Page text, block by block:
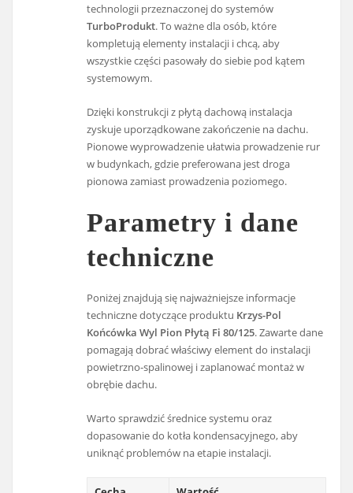
technologii przeznaczonej do systemów
TurboProdukt. To ważne dla osób, które
kompletują elementy instalacji i chcą, aby
wszystkie części pasowały do siebie pod kątem
systemowym.
Dzięki konstrukcji z płytą dachową instalacja
zyskuje uporządkowane zakończenie na dachu.
Pionowe wyprowadzenie ułatwia prowadzenie rur
w budynkach, gdzie preferowana jest droga
pionowa zamiast prowadzenia poziomego.
Parametry i dane
techniczne
Poniżej znajdują się najważniejsze informacje
techniczne dotyczące produktu Krzys-Pol
Końcówka Wyl Pion Płytą Fi 80/125. Zawarte dane
pomagają dobrać właściwy element do instalacji
powietrzno-spalinowej i zaplanować montaż w
obrębie dachu.
Warto sprawdzić średnice systemu oraz
dopasowanie do kotła kondensacyjnego, aby
uniknąć problemów na etapie instalacji.